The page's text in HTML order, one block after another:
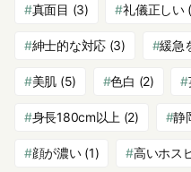
真面目 (3) 礼儀正しい
紳士的な対応(3) 緩急
美肌 (5) 色白 (2)
身長180cm以上 (2) 静
顔が濃い(1) 高いホス